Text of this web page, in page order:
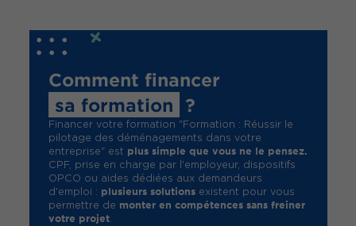
Comment financer
sa formation
?
Financer votre formation "Formation : Réussir le
pilotage des déménagements dans votre
entreprise" est plus simple que vous ne le pensez.
CPF, prise en charge par l'employeur, dispositifs
OPCO ou aides dédiées aux demandeurs
d'emploi : plusieurs solutionsexistent pour vous
permettre de monter en compétences sans freiner
votre projet.